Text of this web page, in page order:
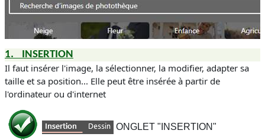
1. INSERTION
Il faut insérer l'image, la sélectionner, la modifier, adapter sa
taille et sa position... Elle peut être insérée à partir de
l'ordinateur ou d'internet
ONGLET "INSERTION"